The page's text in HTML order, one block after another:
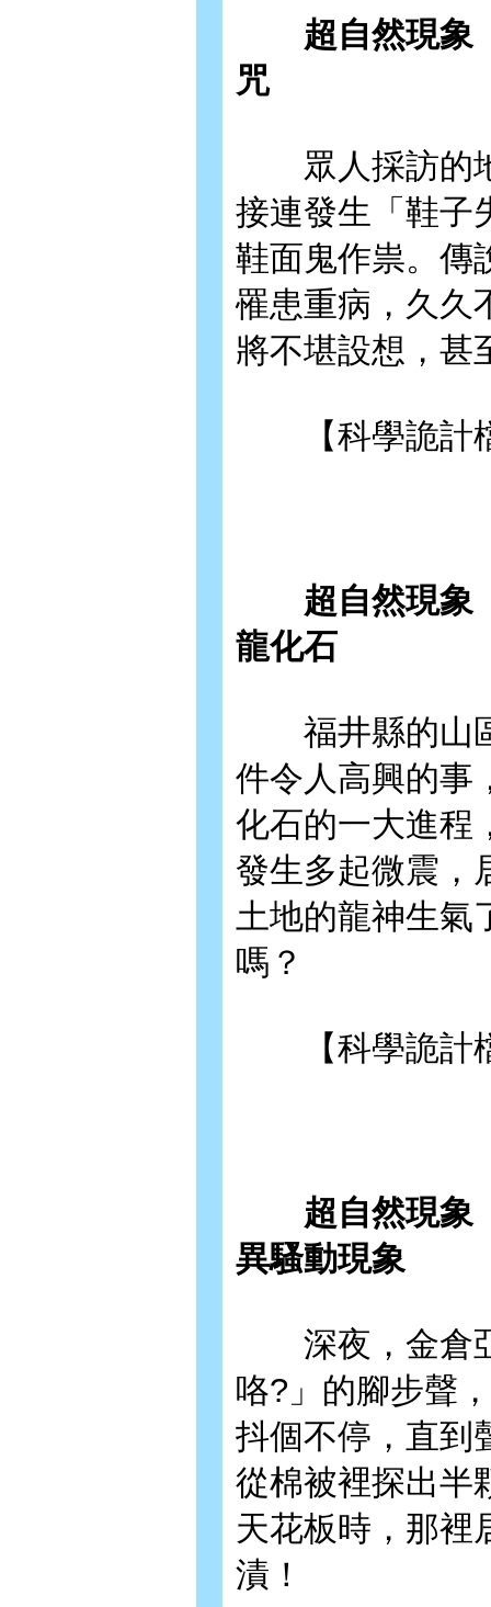
超自然現象【
咒
眾人採訪的地
接連發生「鞋子
鞋面鬼作祟。傳
罹患重病，久久
將不堪設想，甚
【科學詭計檔
超自然現象【
龍化石
福井縣的山區
件令人高興的事
化石的一大進程
發生多起微震，
土地的龍神生氣
嗎？
【科學詭計檔
超自然現象【
異騷動現象
深夜，金倉亞
咯?」的腳步聲
抖個不停，直到
從棉被裡探出半
天花板時，那裡
漬！